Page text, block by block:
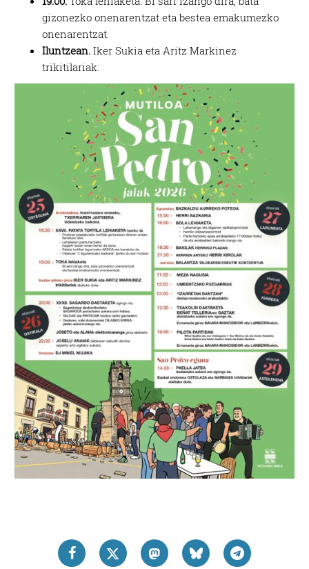
gizonezko onenarentzat eta bestea emakumezko
onenarentzat.
Iluntzean. Iker Sukia eta Aritz Markinez
trikitilariak.